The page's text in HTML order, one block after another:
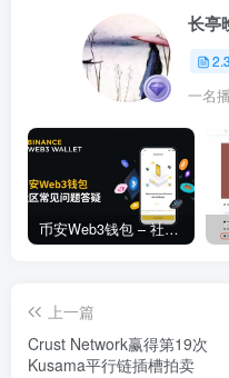
长亭
一名
币安Web3钱包 – 社区常见问题答疑
上一篇
Crust Network赢得第19次
Kusama平行链插槽拍卖